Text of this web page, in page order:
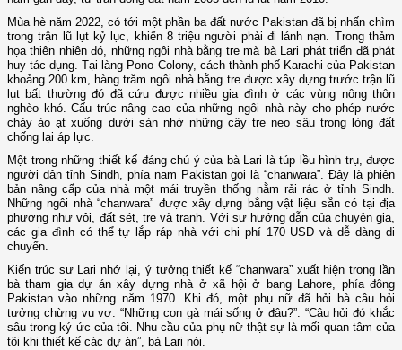
Mùa hè năm 2022, có tới một phần ba đất nước Pakistan đã bị nhấn chìm
trong trận lũ lụt kỷ lục, khiến 8 triệu người phải đi lánh nạn. Trong thảm
họa thiên nhiên đó, những ngôi nhà bằng tre mà bà Lari phát triển đã phát
huy tác dụng. Tại làng Pono Colony, cách thành phố Karachi của Pakistan
khoảng 200 km, hàng trăm ngôi nhà bằng tre được xây dựng trước trận lũ
lụt bất thường đó đã cứu được nhiều gia đình ở các vùng nông thôn
nghèo khó. Cấu trúc nâng cao của những ngôi nhà này cho phép nước
chảy ào ạt xuống dưới sàn nhờ những cây tre neo sâu trong lòng đất
chống lại áp lực.
Một trong những thiết kế đáng chú ý của bà Lari là túp lều hình trụ, được
người dân tỉnh Sindh, phía nam Pakistan gọi là “chanwara”. Đây là phiên
bản nâng cấp của nhà một mái truyền thống nằm rải rác ở tỉnh Sindh.
Những ngôi nhà “chanwara” được xây dựng bằng vật liệu sẵn có tại địa
phương như vôi, đất sét, tre và tranh. Với sự hướng dẫn của chuyên gia,
các gia đình có thể tự lắp ráp nhà với chi phí 170 USD và dễ dàng di
chuyển.
Kiến trúc sư Lari nhớ lại, ý tưởng thiết kế “chanwara” xuất hiện trong lần
bà tham gia dự án xây dựng nhà ở xã hội ở bang Lahore, phía đông
Pakistan vào những năm 1970. Khi đó, một phụ nữ đã hỏi bà câu hỏi
tưởng chừng vu vơ: “Những con gà mái sống ở đâu?”. “Câu hỏi đó khắc
sâu trong ký ức của tôi. Nhu cầu của phụ nữ thật sự là mối quan tâm của
tôi khi thiết kế các dự án”, bà Lari nói.